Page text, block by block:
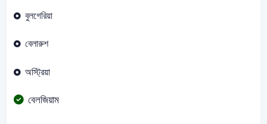
বুলগেরিয়া
বেলারুশ
অস্ট্রিয়া
বেলজিয়াম